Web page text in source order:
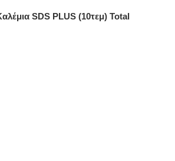
SDS PLUS (10τεμ) Total